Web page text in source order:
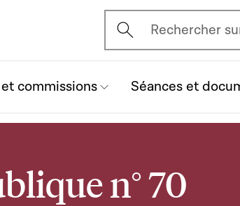
Ouvrir l'écran de
Rechercher
commissions Séances et
n° 70